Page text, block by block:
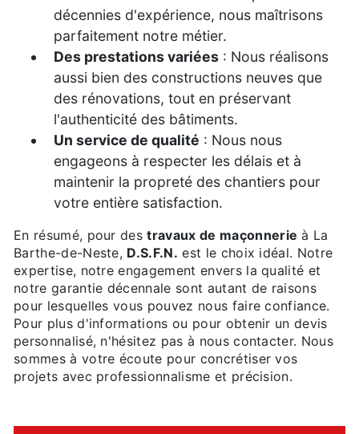
décennies d'expérience, nous maîtrisons
parfaitement notre métier.
Des prestations variées : Nous réalisons
aussi bien des constructions neuves que
des rénovations, tout en préservant
l'authenticité des bâtiments.
Un service de qualité : Nous nous
engageons à respecter les délais et à
maintenir la propreté des chantiers pour
votre entière satisfaction.
En résumé, pour destravaux de maçonnerie à La
Barthe-de-Neste, D.S.F.N. est le choix idéal. Notre
expertise, notre engagement envers la qualité et
notre garantie décennale sont autant de raisons
pour lesquelles vous pouvez nous faire confiance.
Pour plus d'informations ou pour obtenir un devis
personnalisé, n'hésitez pas à nous contacter. Nous
sommes à votre écoute pour concrétiser vos
projets avec professionnalisme et précision.